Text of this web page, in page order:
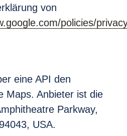
von
policies/
eine API den
Maps. Anbieter ist die
Parkway,
USA.